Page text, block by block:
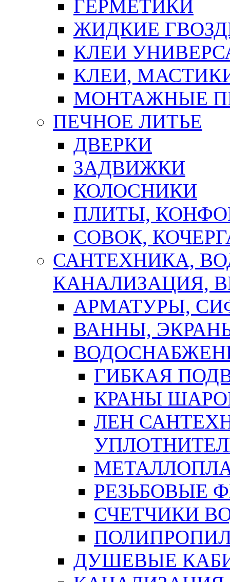
ГЕРМЕТИКИ
ЖИДКИЕ
КЛЕИ
КЛЕИ,
МОНТАЖНЫЕ
ПЕЧНОЕ ЛИТЬЕ
ДВЕРКИ
ЗАДВИЖКИ
КОЛОСНИКИ
ПЛИТЫ,
СОВОК,
САНТЕХНИКА,
КАНАЛИЗАЦИЯ,
АРМАТУРЫ,
ВАННЫ,
ГИБКАЯ
КРАНЫ
ЛЕН
РЕЗЬБОВЫЕ
СЧЕТЧИКИ
ДУШЕВЫЕ